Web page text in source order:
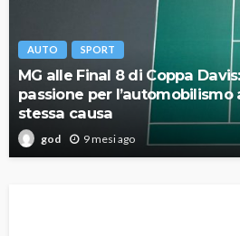
AUTO SPORT
MG alle Final 8 di Coppa
passione per l’automobilismo
stessa causa
god 9 mesi ago